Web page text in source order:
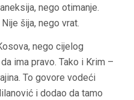
nego otimanje.
šija, nego vrat.
nego cijelog
ima pravo. Tako i Krim –
To govore vodeći
i dodao da tamo